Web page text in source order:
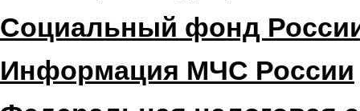
Социальный фонд
Информация МЧС России